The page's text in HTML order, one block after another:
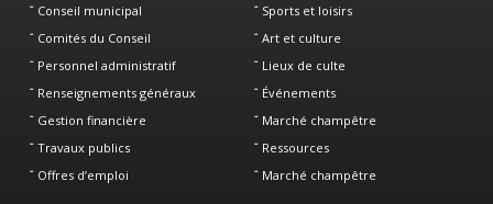
Conseil municipal
Comités du Conseil
Personnel administratif
Renseignements généraux
Gestion financière
Travaux publics
Offres d’emploi
Sports et loisirs
Art et culture
Lieux de culte
Événements
Marché champêtre
Ressources
Marché champêtre